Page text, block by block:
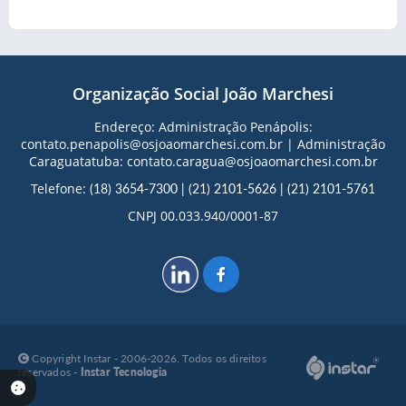
Organização Social João Marchesi
Endereço: Administração Penápolis:
contato.penapolis@osjoaomarchesi.com.br | Administração
Caraguatatuba: contato.caragua@osjoaomarchesi.com.br
Telefone: (18) 3654-7300 | (21) 2101-5626 | (21) 2101-5761
CNPJ 00.033.940/0001-87
Copyright Instar - 2006-2026. Todos os direitos
reservados - Instar Tecnologia